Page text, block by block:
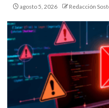
agosto 5, 2026 Redacción